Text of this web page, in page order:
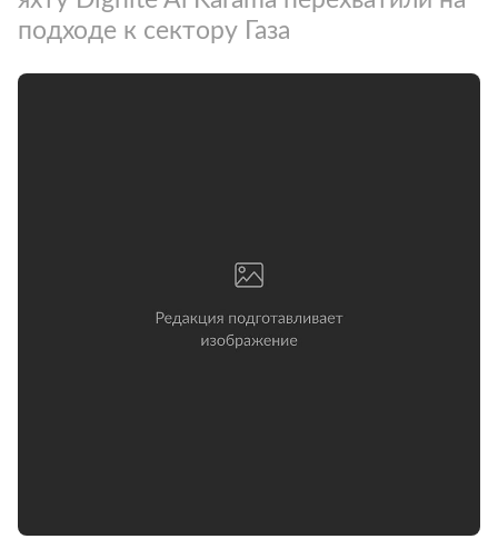
подходе к сектору Газа